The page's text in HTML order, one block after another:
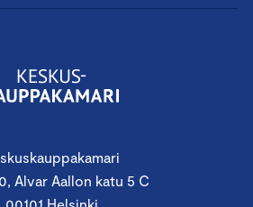
Alvar Aallon katu 5 C